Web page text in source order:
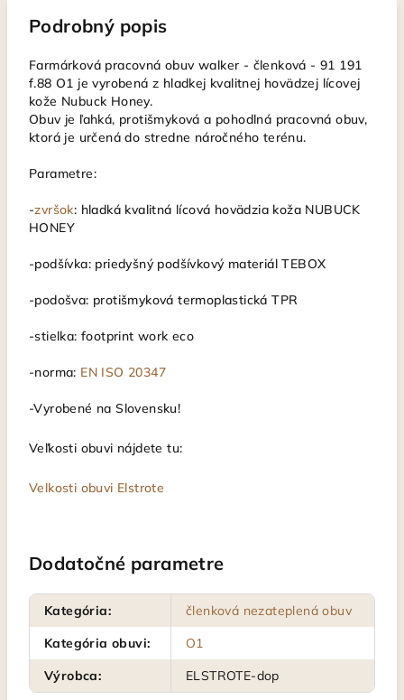
Podrobný popis
Farmárková pracovná obuv walker - členková - 91 191
f.88 O1 je vyrobená z hladkej kvalitnej hovädzej lícovej
kože Nubuck Honey.
Obuv je ľahká, protišmyková a pohodlná pracovná obuv,
ktorá je určená do stredne náročného terénu.
Parametre:
-zvršok: hladká kvalitná lícová hovädzia koža NUBUCK
HONEY
-podšívka: priedyšný podšívkový materiál TEBOX
-podošva: protišmyková termoplastická TPR
-stielka: footprint work eco
-norma: EN ISO 20347
-Vyrobené na Slovensku!
Veľkosti obuvi nájdete tu:
Velkosti obuvi Elstrote
Dodatočné parametre
Kategória:
členková nezateplená obuv
Kategória obuvi:
O1
Výrobca: ELSTROTE-dop